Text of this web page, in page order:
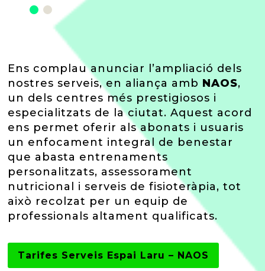
Ens complau anunciar l’ampliació dels
nostres serveis, en aliança amb NAOS,
un dels centres més prestigiosos i
especialitzats de la ciutat. Aquest acord
ens permet oferir als abonats i usuaris
un enfocament integral de benestar
que abasta entrenaments
personalitzats, assessorament
nutricional i serveis de fisioteràpia, tot
això recolzat per un equip de
professionals altament qualificats.
Tarifes Serveis Espai Laru – NAOS